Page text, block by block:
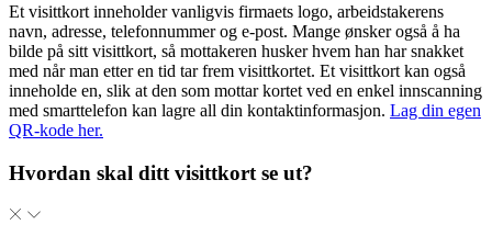
Et visittkort inneholder vanligvis firmaets logo, arbeidstakerens
navn, adresse, telefonnummer og e-post. Mange ønsker også å ha
bilde på sitt visittkort, så mottakeren husker hvem han har snakket
med når man etter en tid tar frem visittkortet. Et visittkort kan også
inneholde en, slik at den som mottar kortet ved en enkel innscanning
med smarttelefon kan lagre all din kontaktinformasjon. Lag din egen
QR-kode her.
Hvordan skal ditt visittkort se ut?